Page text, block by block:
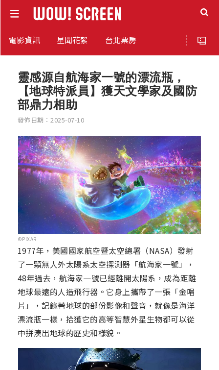
電影資訊 星聞花絮 台北票房
靈感源自航海家一號的漂流瓶，
【地球特派員】獲天文學家及國防
部鼎力相助
發佈日期：2025-07-10
©PIXAR
1977年，美國國家航空暨太空總署（NASA）發射
了一顆無人外太陽系太空探測器「航海家一號」，
48年過去，航海家一號已經離開太陽系，成為距離
地球最遠的人造飛行器。它身上攜帶了一張「金唱
片」，記錄著地球的部份影像和聲音，就像是海洋
漂流瓶一樣，拾獲它的高等智慧外星生物都可以從
中拼湊出地球的歷史和樣貌。